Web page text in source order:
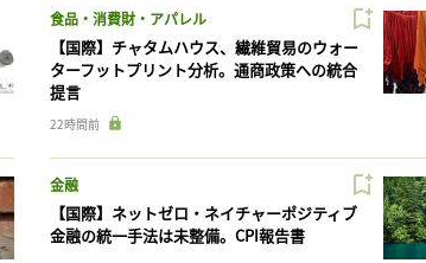
食品・消費財・アパレル
【国際】チャタムハウス、繊維貿易のウォー
ターフットプリント分析。通商政策への統合
提言
22時間前
金融
【国際】ネットゼロ・ネイチャーポジティブ
金融の統一手法は未整備。CPI報告書